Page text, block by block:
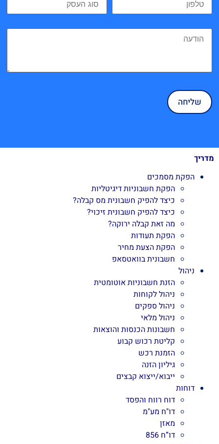
מדריך
הפקת מסמכים
הפקת חשבוניות דיגיטליות
כיצד להפיק חשבונית מס קבלה?
כיצד להפיק חשבונית זיכוי?
מה זאת קבלה ירוקה?
הפקת תעודות
הפקת הצעת מחיר
חשבונית בוואטסאפ
ניהול
הזנת חשבוניות אוטומטית
ניהול לקוחות
ניהול ספקים
ניהול מלאי
חשבונות הכנסות והוצאות
קליטת רכוש קבוע
הזמנת רכש
גיליון הזנה
ייבוא/ייצוא קבצים
דוחות
דוח רווח והפסד
דו"ח מע"מ
מאזן
דו”ח 856